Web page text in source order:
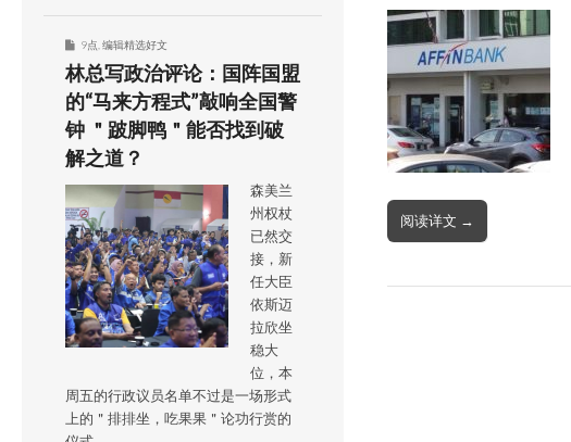
阅读详文 →
9点 编辑精选好文
林总写政治评论：国阵国盟
的“马来方程式”敲响全国警
钟 ＂跛脚鸭＂能否找到破
解之道？
森美兰
州权杖
已然交
接，新
任大臣
依斯迈
拉欣坐
稳大
位，本
周五的行政议员名单不过是一场形式
上的＂排排坐，吃果果＂论功行赏的